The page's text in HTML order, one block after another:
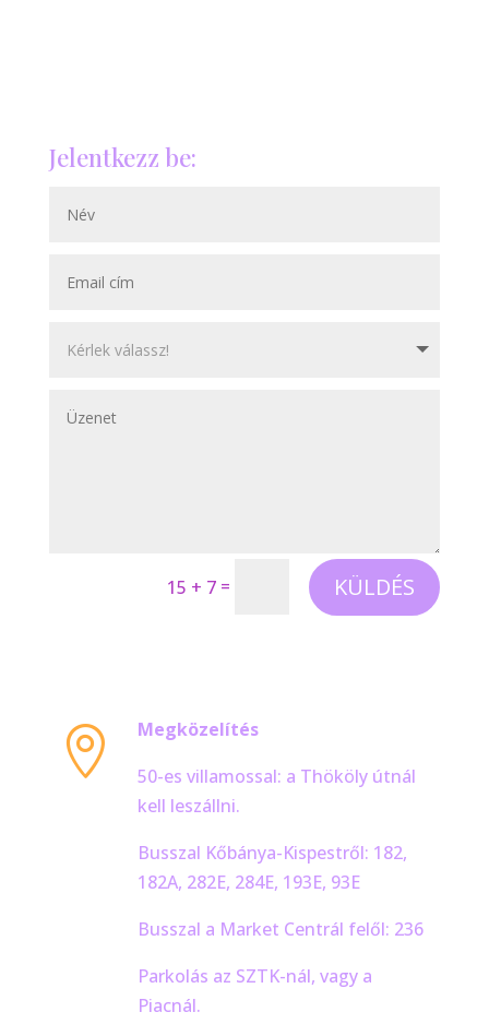
Jelentkezz be:
15 + 7 = KÜLDÉS

Megközelítés
50-es villamossal: a Thököly útnál
kell leszállni.
Busszal Kőbánya-Kispestről: 182,
182A, 282E, 284E, 193E, 93E
Busszal a Market Centrál felől: 236
Parkolás az SZTK-nál, vagy a
Piacnál.